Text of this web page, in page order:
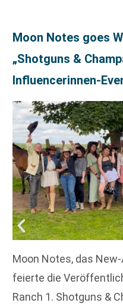
Moon Notes goes
„Shotguns &
Influencerinnen-
Moon Notes, das
feierte die
Ranch 1. Shotguns &